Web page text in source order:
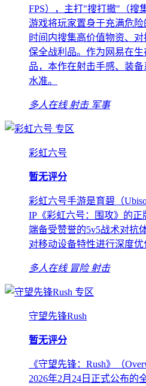
FPS），主打"搜打撤"（搜
游戏将玩家置身于充满危
时间内搜集高价值物资、
保全战利品。作为网易在
品，本作在射击手感、装
水准。
多人在线 射击 军事
专区
彩虹六号
暂无评分
彩虹六号手游是育碧（
IP《彩虹六号：围攻》的正
端备受赞誉的5v5战术对抗
对移动设备特性进行深度优
多人在线 冒险 射击
专区
守望先锋Rush
暂无评分
《守望先锋：Rush》（
2026年2月24日正式公布的